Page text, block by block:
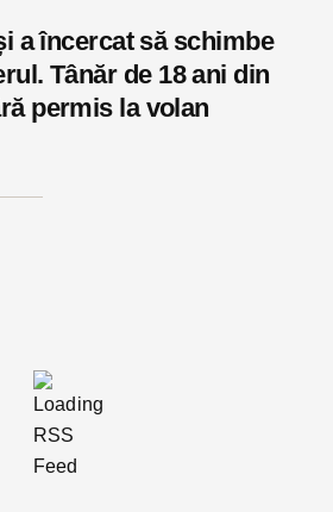
a încercat să schimbe
Tânăr de 18 ani din
permis la volan